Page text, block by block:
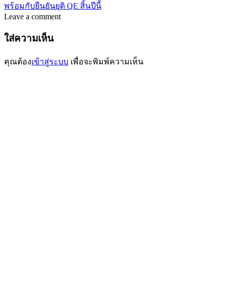
พร้อมกับยืนยันยุติ QE สิ้นปีนี้
Leave a comment
ใส่ความเห็น
คุณต้องเข้าสู่ระบบ เพื่อจะพิมพ์ความเห็น